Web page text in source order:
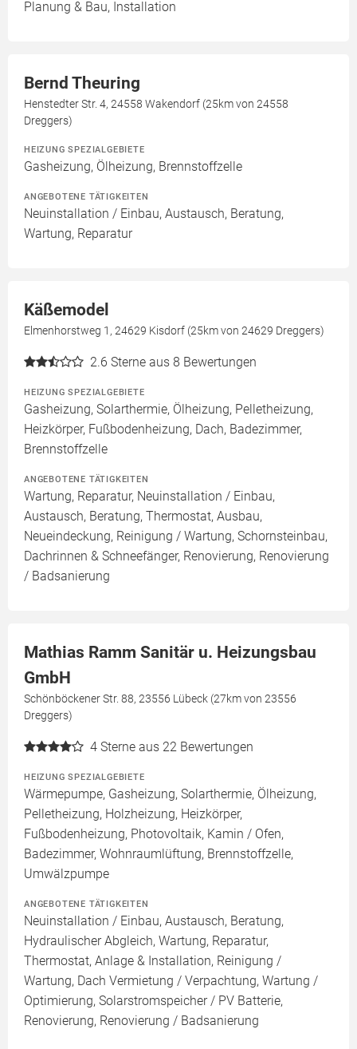
Planung & Bau, Installation
Bernd Theuring
Henstedter Str. 4, 24558 Wakendorf (25km von 24558
Dreggers)
HEIZUNG SPEZIALGEBIETE
Gasheizung, Ölheizung, Brennstoffzelle
ANGEBOTENE TÄTIGKEITEN
Neuinstallation / Einbau, Austausch, Beratung,
Wartung, Reparatur
Käßemodel
Elmenhorstweg 1, 24629 Kisdorf (25km von 24629 Dreggers)
2.6 Sterne aus 8 Bewertungen
HEIZUNG SPEZIALGEBIETE
Gasheizung, Solarthermie, Ölheizung, Pelletheizung,
Heizkörper, Fußbodenheizung, Dach, Badezimmer,
Brennstoffzelle
ANGEBOTENE TÄTIGKEITEN
Wartung, Reparatur, Neuinstallation / Einbau,
Austausch, Beratung, Thermostat, Ausbau,
Neueindeckung, Reinigung / Wartung, Schornsteinbau,
Dachrinnen & Schneefänger, Renovierung, Renovierung
/ Badsanierung
Mathias Ramm Sanitär u. Heizungsbau
GmbH
Schönböckener Str. 88, 23556 Lübeck (27km von 23556
Dreggers)
4 Sterne aus 22 Bewertungen
HEIZUNG SPEZIALGEBIETE
Wärmepumpe, Gasheizung, Solarthermie, Ölheizung,
Pelletheizung, Holzheizung, Heizkörper,
Fußbodenheizung, Photovoltaik, Kamin / Ofen,
Badezimmer, Wohnraumlüftung, Brennstoffzelle,
Umwälzpumpe
ANGEBOTENE TÄTIGKEITEN
Neuinstallation / Einbau, Austausch, Beratung,
Hydraulischer Abgleich, Wartung, Reparatur,
Thermostat, Anlage & Installation, Reinigung /
Wartung, Dach Vermietung / Verpachtung, Wartung /
Optimierung, Solarstromspeicher / PV Batterie,
Renovierung, Renovierung / Badsanierung